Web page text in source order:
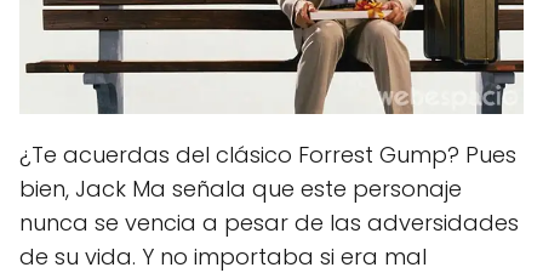
¿Te acuerdas del clásico Forrest Gump? Pues
bien, Jack Ma señala que este personaje
nunca se vencia a pesar de las adversidades
de su vida. Y no importaba si era mal